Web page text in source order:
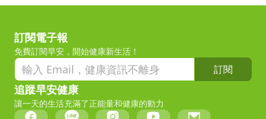
訂閱電子報
免費訂閱早安，開始健康新生活！
訂閱
追蹤早安健康
讓一天的生活充滿了正能量和健康的動力